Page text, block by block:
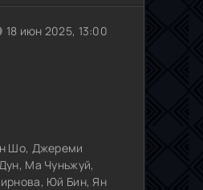
18 июн 2025, 13:00
Шо, Джереми
Ма Чуньжуй,
Юй Бин, Ян